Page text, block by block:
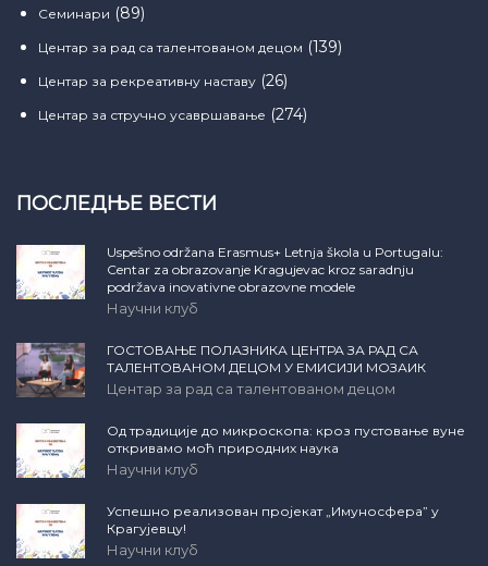
Семинари (89)
Центар за рад са талентованом децом (139)
Центар за рекреативну наставу (26)
Центар за стручно усавршавање (274)
ПОСЛЕДЊЕ ВЕСТИ
Uspešno održana Erasmus+ Letnja škola u Portugalu:
Centar za obrazovanje Kragujevac kroz saradnju
podržava inovativne obrazovne modele
Научни клуб
ГОСТОВАЊЕ ПОЛАЗНИКА ЦЕНТРА ЗА РАД СА
ТАЛЕНТОВАНОМ ДЕЦОМ У ЕМИСИЈИ МОЗАИК
Центар за рад са талентованом децом
Од традиције до микроскопа: кроз пустовање вуне
откривамо моћ природних наука
Научни клуб
Успешно реализован пројекат „Имуносфера” у
Крагујевцу!
Научни клуб